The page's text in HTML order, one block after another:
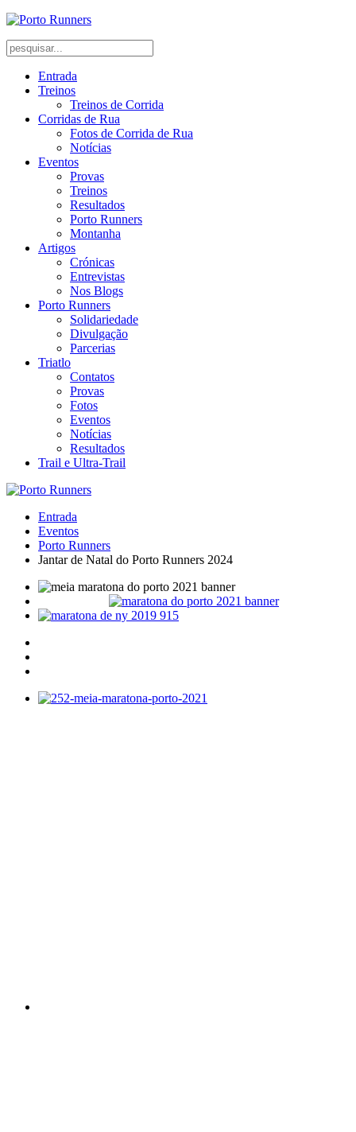
Entrada
Treinos
Treinos de Corrida
Corridas de Rua
Fotos de Corrida de Rua
Notícias
Eventos
Provas
Treinos
Resultados
Porto Runners
Montanha
Artigos
Crónicas
Entrevistas
Nos Blogs
Porto Runners
Solidariedade
Divulgação
Parcerias
Triatlo
Contatos
Provas
Fotos
Eventos
Notícias
Resultados
Trail e Ultra-Trail
Entrada
Eventos
Porto Runners
Jantar de Natal do Porto Runners 2024